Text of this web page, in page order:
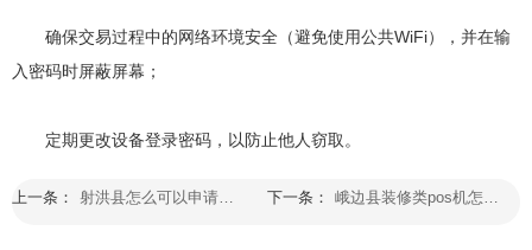
确保交易过程中的网络环境安全（避免使用公共WiFi），并在输
入密码时屏蔽屏幕；
定期更改设备登录密码，以防止他人窃取。
上一条： 射洪县怎么可以申请拉卡拉pos机刷卡 下一条： 峨边县装修类pos机怎么办理流程